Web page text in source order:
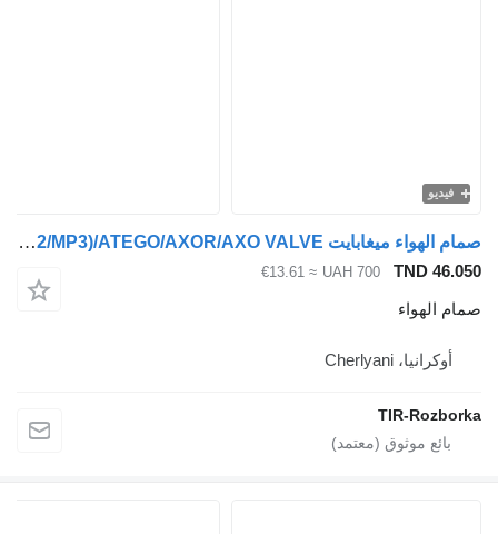
فيديو
صمام الهواء ميغابايت ACTROS/ACTROS (MP2/MP3)/ATEGO/AXOR/AXO VALVE لـ السيارات القاطرة Mercedes-Benz Axor, Actros, Econic, Atego
TND 46.050
UAH 700
≈ €13.61
صمام الهواء
أوكرانيا، Cherlyani
TIR-Rozborka